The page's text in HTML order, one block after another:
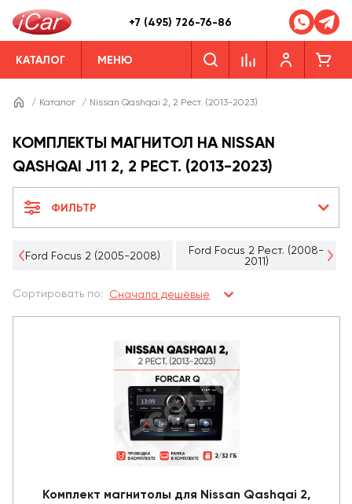
+7 (495) 726-76-86
КАТАЛОГ МЕНЮ
/ Каталог / Nissan Qashqai 2, 2 Рест. (2013-2023)
КОМПЛЕКТЫ МАГНИТОЛ НА NISSAN
QASHQAI J11 2, 2 РЕСТ. (2013-2023)
ФИЛЬТР
Ford Focus 2 (2005-2008)
Ford Focus 2 Рест. (2008-
2011)
Сортировать по: Сначала дешёвые
Комплект магнитолы для Nissan Qashqai 2,